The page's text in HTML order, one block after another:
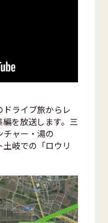
ドライブ旅からレ
を放送します。三
チャー・湯の
岐での「ロウリ